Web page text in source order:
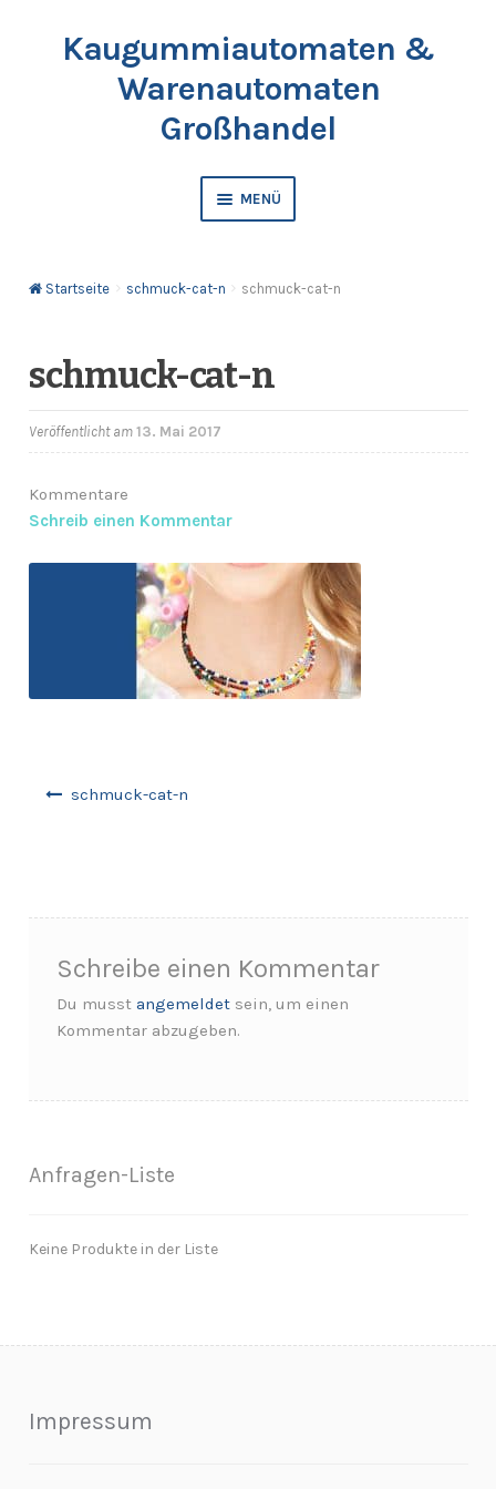
SpringeKaugummiautomaten &
Warenautomaten
Großhandel
MENÜ
Bälle & Springbälle
Kapselfüllware
Anfragen-Korb
Startseite schmuck-cat-n schmuck-cat-n
schmuck-cat-n
Veröffentlicht am 13. Mai 2017
Kommentare
Schreib einen Kommentar
schmuck-cat-n
Schreibe einen Kommentar
Du musst angemeldet sein, um einen
Kommentar abzugeben.
Anfragen-Liste
Keine Produkte in der Liste
Impressum